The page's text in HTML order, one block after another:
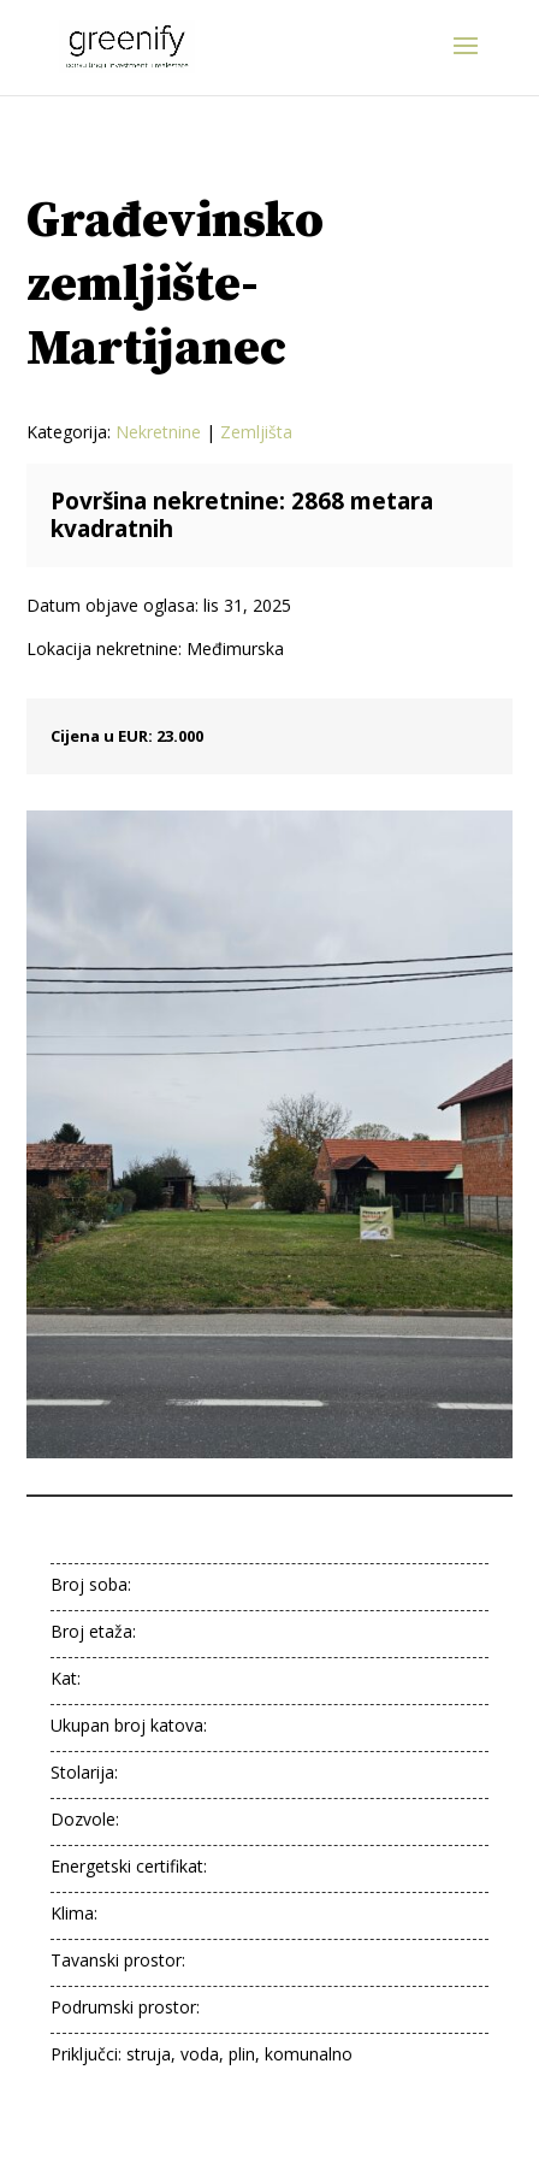
Građevinsko
zemljište-
Martijanec
Kategorija: Nekretnine | Zemljišta
Površina nekretnine: 2868 metara
kvadratnih
Datum objave oglasa: lis 31, 2025
Lokacija nekretnine: Međimurska
Cijena u EUR: 23.000
Broj soba:
Broj etaža:
Kat:
Ukupan broj katova:
Stolarija:
Dozvole:
Energetski certifikat:
Klima:
Tavanski prostor:
Podrumski prostor:
Priključci: struja, voda, plin, komunalno